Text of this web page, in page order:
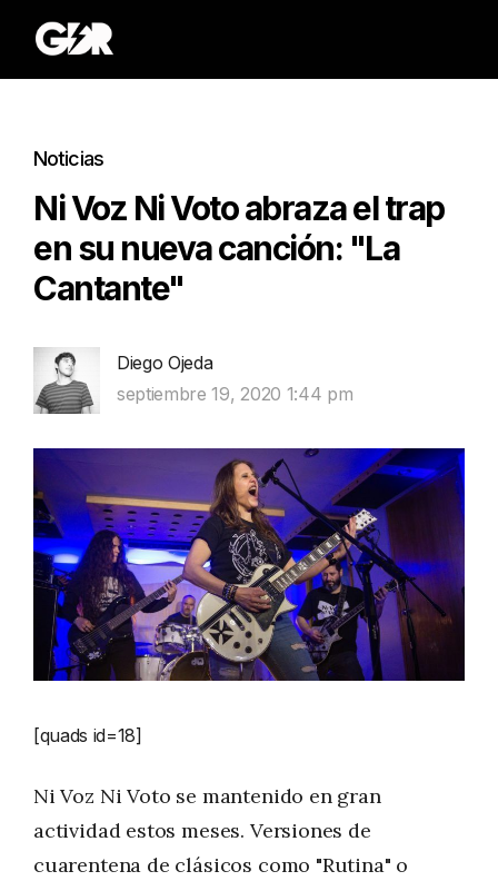
Noticias
Ni Voz Ni Voto abraza el trap
en su nueva canción: "La
Cantante"
Diego Ojeda
septiembre 19, 2020 1:44 pm
[quads id=18]
Ni Voz Ni Voto se mantenido en gran
actividad estos meses. Versiones de
cuarentena de clásicos como "Rutina" o